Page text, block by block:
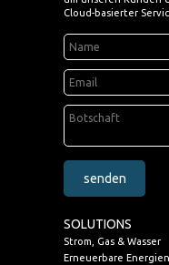
Cloud-basierter
senden
SOLUTIONS
Strom, Gas & Wasser
Erneuerbare